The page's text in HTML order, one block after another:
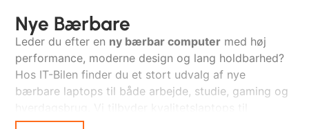
Nye Bærbare
Leder du efter en ny bærbar computer med høj
performance, moderne design og lang holdbarhed?
Hos IT-Bilen finder du et stort udvalg af nye
bærbare laptops til både arbejde, studie, gaming og
konkurrencedygtige priser.